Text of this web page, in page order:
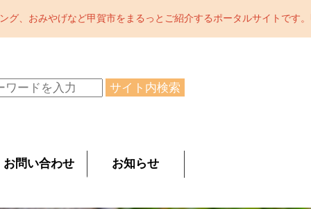
紹介するポータルサイトです。甲賀市の魅力をどんどん発信
サイト内検索
お問い合わせ お知らせ